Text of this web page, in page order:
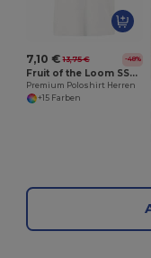
7,10 € 13,75 € -48%
Fruit of the Loom SS255
Premium Poloshirt Herren
+15 Farben